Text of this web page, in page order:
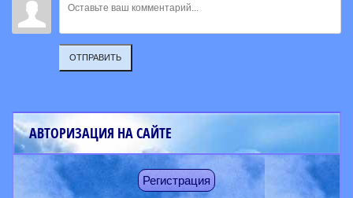
ОТПРАВИТЬ
АВТОРИЗАЦИЯ НА САЙТЕ
Регистрация